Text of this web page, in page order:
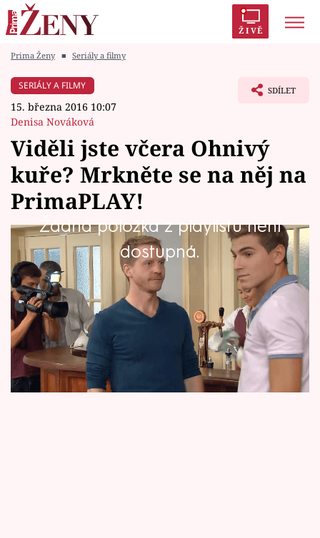
ŽIVĚ
Módní alarm
Témata
Celebrity
Vztahy
Seriály
Horoskopy
Sledujte prima+
Filmový festival Karlovy Vary
Prima Ženy ■ Seriály a filmy
SERIÁLY A FILMY
15. března 2016 10:07
Denisa Nováková
SDÍLET
Viděli jste včera Ohnivý
kuře? Mrkněte se na něj na
PrimaPLAY!
Žádná položka z playlistu není
dostupná.
Že já bába Mašle, tedy pardon, paní
Mašlíková, která pronajímá Slepičkovým jejich
hospodu, pěkná mrcha, to se obecně ví.